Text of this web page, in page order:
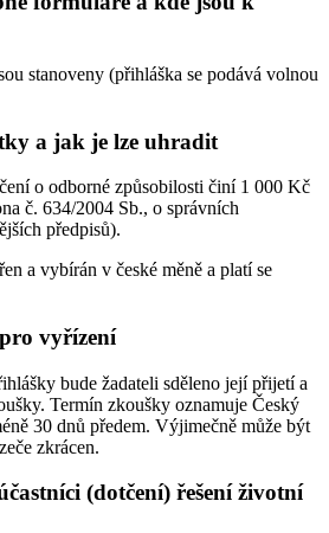
stanoveny (přihláška se podává volnou
a jak je lze uhradit
o odborné způsobilosti činí 1 000 Kč
č. 634/2004 Sb., o správních
předpisů).
a vybírán v české měně a platí se
vyřízení
bude žadateli sděleno její přijetí a
Termín zkoušky oznamuje Český
30 dnů předem. Výjimečně může být
zkrácen.
(dotčení) řešení životní